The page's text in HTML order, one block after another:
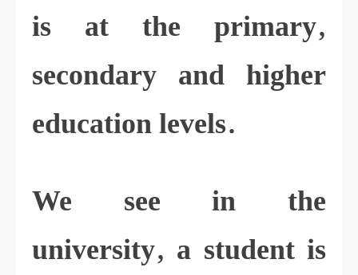
is at the primary,
secondary and higher
education levels.
We see in the
university, a student is